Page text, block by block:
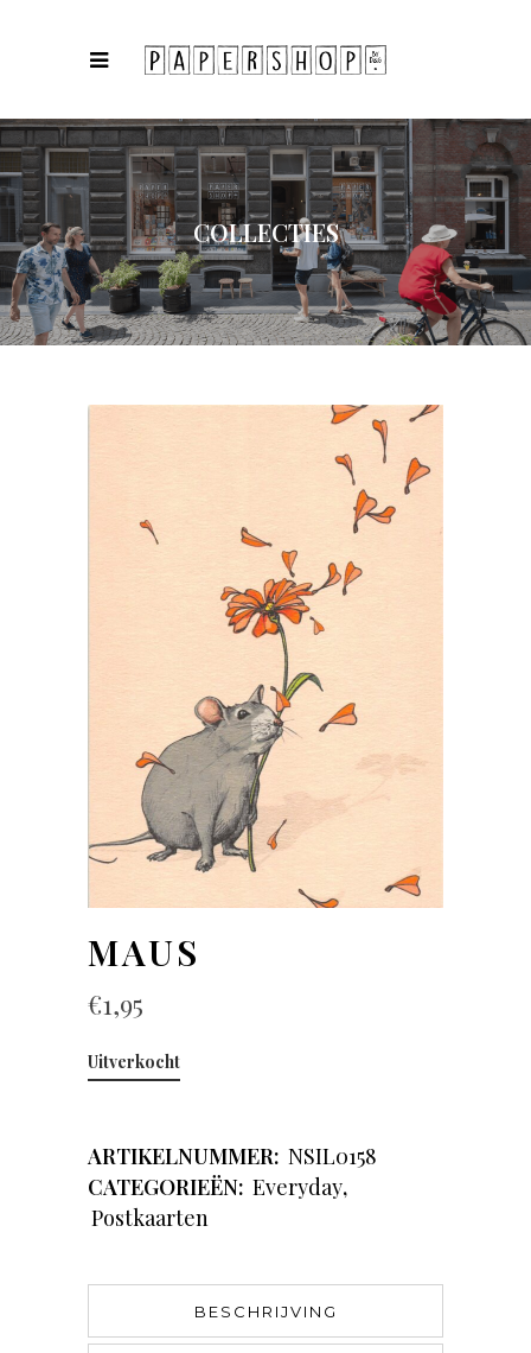
COLLECTIES
MAUS
€1,95
Uitverkocht
ARTIKELNUMMER: NSIL0158
CATEGORIEËN: Everyday,
Postkaarten
BESCHRIJVING